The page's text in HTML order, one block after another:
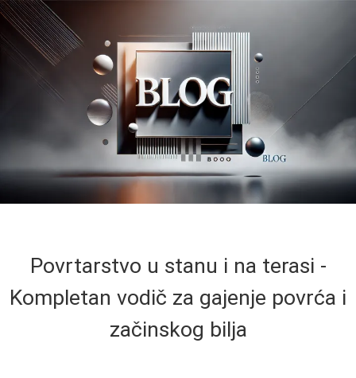
Povrtarstvo u stanu i na terasi -
Kompletan vodič za gajenje povrća i
začinskog bilja